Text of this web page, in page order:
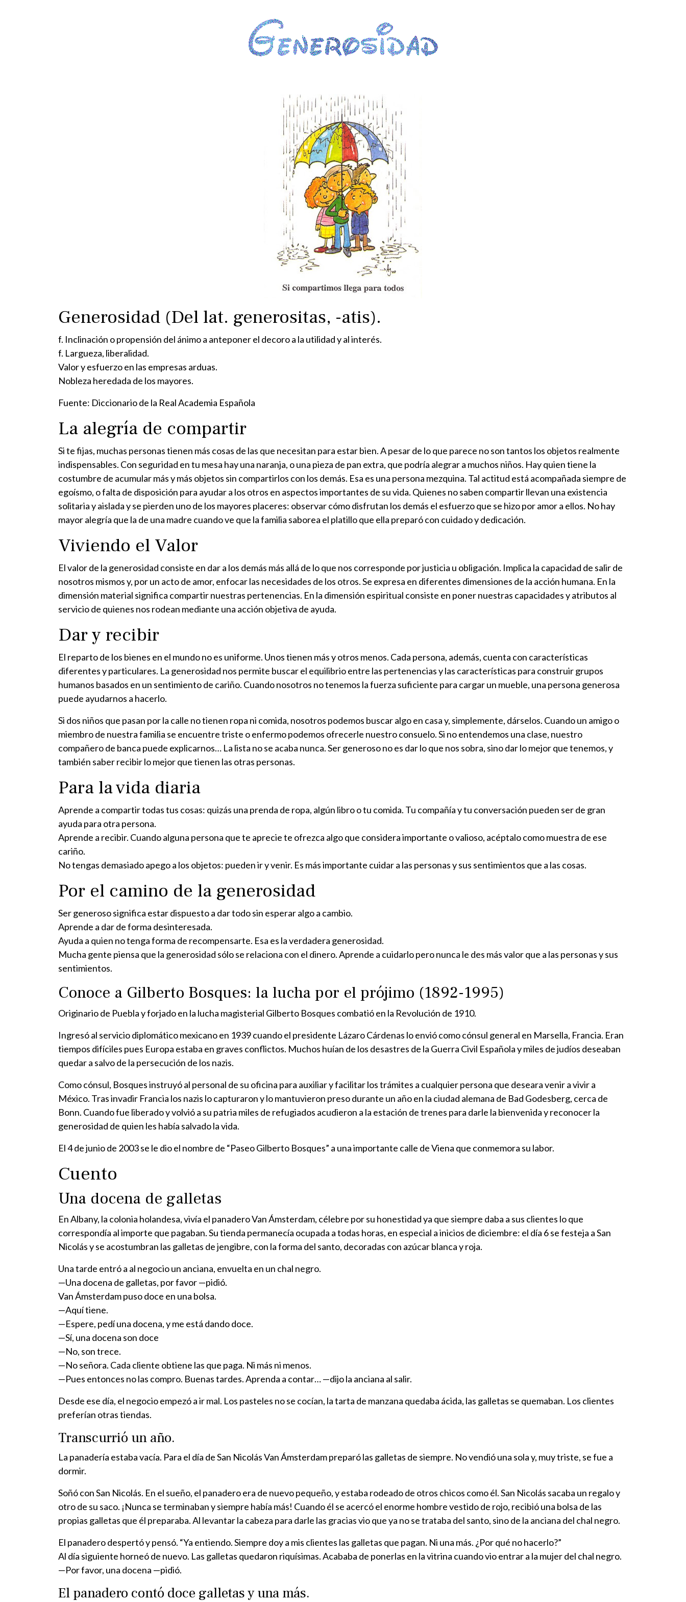
Generosidad (Del lat. generositas, -atis).
f. Inclinación o propensión del ánimo a anteponer el decoro a la utilidad y al interés.
f. Largueza, liberalidad.
Valor y esfuerzo en las empresas arduas.
Nobleza heredada de los mayores.
Fuente: Diccionario de la Real Academia Española
La alegría de compartir
Si te fijas, muchas personas tienen más cosas de las que necesitan para estar bien. A pesar de lo que parece no son tantos los objetos realmente
indispensables. Con seguridad en tu mesa hay una naranja, o una pieza de pan extra, que podría alegrar a muchos niños. Hay quien tiene la
costumbre de acumular más y más objetos sin compartirlos con los demás. Esa es una persona mezquina. Tal actitud está acompañada siempre de
egoísmo, o falta de disposición para ayudar a los otros en aspectos importantes de su vida. Quienes no saben compartir llevan una existencia
solitaria y aislada y se pierden uno de los mayores placeres: observar cómo disfrutan los demás el esfuerzo que se hizo por amor a ellos. No hay
mayor alegría que la de una madre cuando ve que la familia saborea el platillo que ella preparó con cuidado y dedicación.
Viviendo el Valor
El valor de la generosidad consiste en dar a los demás más allá de lo que nos corresponde por justicia u obligación. Implica la capacidad de salir de
nosotros mismos y, por un acto de amor, enfocar las necesidades de los otros. Se expresa en diferentes dimensiones de la acción humana. En la
dimensión material significa compartir nuestras pertenencias. En la dimensión espiritual consiste en poner nuestras capacidades y atributos al
servicio de quienes nos rodean mediante una acción objetiva de ayuda.
Dar y recibir
El reparto de los bienes en el mundo no es uniforme. Unos tienen más y otros menos. Cada persona, además, cuenta con características
diferentes y particulares. La generosidad nos permite buscar el equilibrio entre las pertenencias y las características para construir grupos
humanos basados en un sentimiento de cariño. Cuando nosotros no tenemos la fuerza suficiente para cargar un mueble, una persona generosa
puede ayudarnos a hacerlo.
Si dos niños que pasan por la calle no tienen ropa ni comida, nosotros podemos buscar algo en casa y, simplemente, dárselos. Cuando un amigo o
miembro de nuestra familia se encuentre triste o enfermo podemos ofrecerle nuestro consuelo. Si no entendemos una clase, nuestro
compañero de banca puede explicarnos… La lista no se acaba nunca. Ser generoso no es dar lo que nos sobra, sino dar lo mejor que tenemos, y
también saber recibir lo mejor que tienen las otras personas.
Para la vida diaria
Aprende a compartir todas tus cosas: quizás una prenda de ropa, algún libro o tu comida. Tu compañía y tu conversación pueden ser de gran
ayuda para otra persona.
Aprende a recibir. Cuando alguna persona que te aprecie te ofrezca algo que considera importante o valioso, acéptalo como muestra de ese
cariño.
No tengas demasiado apego a los objetos: pueden ir y venir. Es más importante cuidar a las personas y sus sentimientos que a las cosas.
Por el camino de la generosidad
Ser generoso significa estar dispuesto a dar todo sin esperar algo a cambio.
Aprende a dar de forma desinteresada.
Ayuda a quien no tenga forma de recompensarte. Esa es la verdadera generosidad.
Mucha gente piensa que la generosidad sólo se relaciona con el dinero. Aprende a cuidarlo pero nunca le des más valor que a las personas y sus
sentimientos.
Conoce a Gilberto Bosques: la lucha por el prójimo (1892-1995)
Originario de Puebla y forjado en la lucha magisterial Gilberto Bosques combatió en la Revolución de 1910.
Ingresó al servicio diplomático mexicano en 1939 cuando el presidente Lázaro Cárdenas lo envió como cónsul general en Marsella, Francia. Eran
tiempos difíciles pues Europa estaba en graves conflictos. Muchos huían de los desastres de la Guerra Civil Española y miles de judíos deseaban
quedar a salvo de la persecución de los nazis.
Como cónsul, Bosques instruyó al personal de su oficina para auxiliar y facilitar los trámites a cualquier persona que deseara venir a vivir a
México. Tras invadir Francia los nazis lo capturaron y lo mantuvieron preso durante un año en la ciudad alemana de Bad Godesberg, cerca de
Bonn. Cuando fue liberado y volvió a su patria miles de refugiados acudieron a la estación de trenes para darle la bienvenida y reconocer la
generosidad de quien les había salvado la vida.
El 4 de junio de 2003 se le dio el nombre de “Paseo Gilberto Bosques” a una importante calle de Viena que conmemora su labor.
Cuento
Una docena de galletas
En Albany, la colonia holandesa, vivía el panadero Van Ámsterdam, célebre por su honestidad ya que siempre daba a sus clientes lo que
correspondía al importe que pagaban. Su tienda permanecía ocupada a todas horas, en especial a inicios de diciembre: el día 6 se festeja a San
Nicolás y se acostumbran las galletas de jengibre, con la forma del santo, decoradas con azúcar blanca y roja.
Una tarde entró a al negocio un anciana, envuelta en un chal negro.
—Una docena de galletas, por favor —pidió.
Van Ámsterdam puso doce en una bolsa.
—Aquí tiene.
—Espere, pedí una docena, y me está dando doce.
—Sí, una docena son doce
—No, son trece.
—No señora. Cada cliente obtiene las que paga. Ni más ni menos.
—Pues entonces no las compro. Buenas tardes. Aprenda a contar… —dijo la anciana al salir.
Desde ese día, el negocio empezó a ir mal. Los pasteles no se cocían, la tarta de manzana quedaba ácida, las galletas se quemaban. Los clientes
preferían otras tiendas.
Transcurrió un año.
La panadería estaba vacía. Para el día de San Nicolás Van Ámsterdam preparó las galletas de siempre. No vendió una sola y, muy triste, se fue a
dormir.
Soñó con San Nicolás. En el sueño, el panadero era de nuevo pequeño, y estaba rodeado de otros chicos como él. San Nicolás sacaba un regalo y
otro de su saco. ¡Nunca se terminaban y siempre había más! Cuando él se acercó el enorme hombre vestido de rojo, recibió una bolsa de las
propias galletas que él preparaba. Al levantar la cabeza para darle las gracias vio que ya no se trataba del santo, sino de la anciana del chal negro.
El panadero despertó y pensó. “Ya entiendo. Siempre doy a mis clientes las galletas que pagan. Ni una más. ¿Por qué no hacerlo?”
Al día siguiente horneó de nuevo. Las galletas quedaron riquísimas. Acababa de ponerlas en la vitrina cuando vio entrar a la mujer del chal negro.
—Por favor, una docena —pidió.
El panadero contó doce galletas y una más.